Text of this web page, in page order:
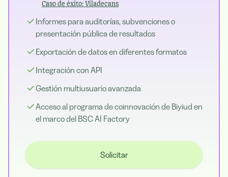
Caso de éxito: Viladecans
Informes para auditorías, subvenciones o
presentación pública de resultados
Exportación de datos en diferentes formatos
Integración con API
Gestión multiusuario avanzada
Acceso al programa de coinnovación de Biyiud en
el marco del BSC AI Factory
Solicitar